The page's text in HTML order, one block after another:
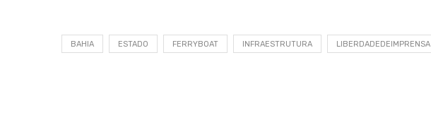
BAHIA ESTADO FERRYBOAT INFRAESTRUTURA LIBERDADEDEIMPRENSA